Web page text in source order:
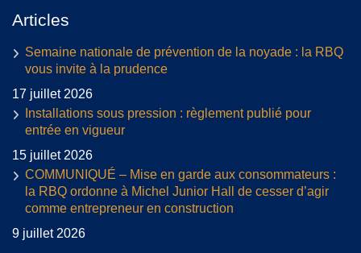
Articles
Semaine nationale de prévention de la noyade : la RBQ
vous invite à la prudence
17 juillet 2026
Installations sous pression : règlement publié pour
entrée en vigueur
15 juillet 2026
COMMUNIQUÉ – Mise en garde aux consommateurs :
la RBQ ordonne à Michel Junior Hall de cesser d’agir
comme entrepreneur en construction
9 juillet 2026